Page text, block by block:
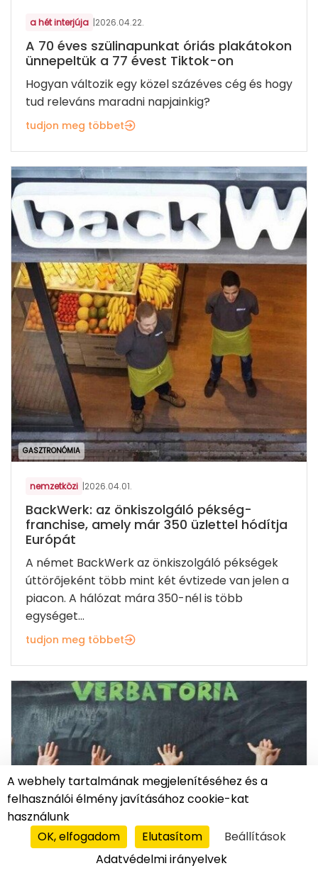
a hét interjúja |2026.04.22.
A 70 éves szülinapunkat óriás plakátokon
ünnepeltük a 77 évest Tiktok-on
Hogyan változik egy közel százéves cég és hogy
tud releváns maradni napjainkig?
tudjon meg többet
GASZTRONÓMIA
nemzetközi |2026.04.01.
BackWerk: az önkiszolgáló pékség-
franchise, amely már 350 üzlettel hódítja
Európát
A német BackWerk az önkiszolgáló pékségek
úttörőjeként több mint két évtizede van jelen a
piacon. A hálózat mára 350-nél is több
egységet...
tudjon meg többet
A webhely tartalmának megjelenítéséhez és a
felhasználói élmény javításához cookie-kat
használunk
OK, elfogadom
Elutasítom
Beállítások
Adatvédelmi irányelvek